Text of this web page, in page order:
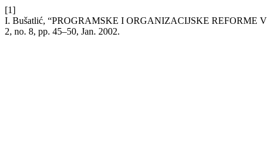
[1]
I. Bušatlić, “PROGRAMSKE I ORGANIZACIJSKE REFORME
2, no. 8, pp. 45–50, Jan. 2002.